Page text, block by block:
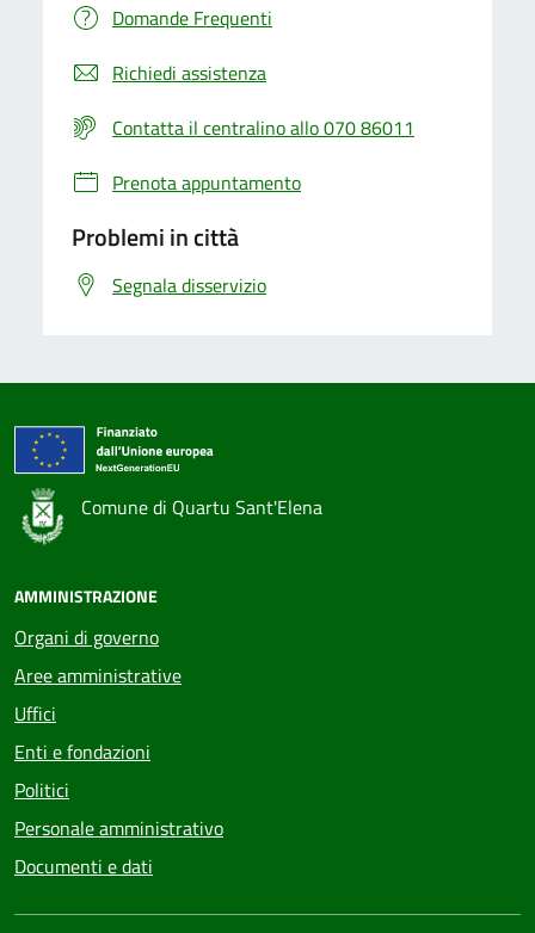
Domande Frequenti
Richiedi assistenza
Contatta il centralino allo 070 86011
Prenota appuntamento
Problemi in città
Segnala disservizio
Comune di Quartu Sant'Elena
AMMINISTRAZIONE
Organi di governo
Aree amministrative
Uffici
Enti e fondazioni
Politici
Personale amministrativo
Documenti e dati